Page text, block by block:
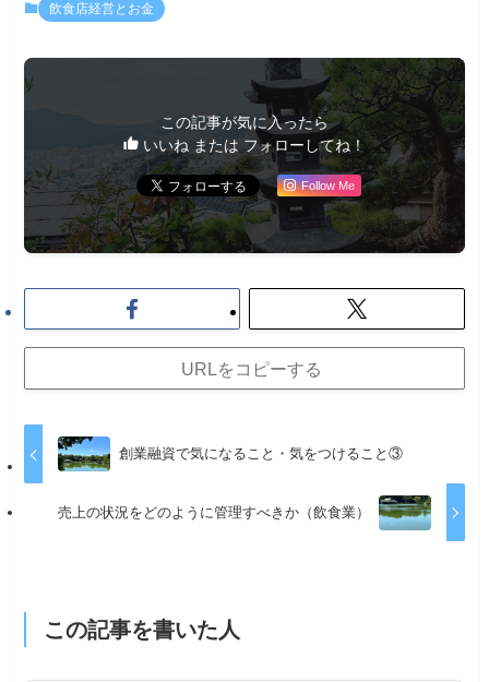
飲食店経営とお金
この記事が気に入ったら
いいね または フォローしてね！
Follow Me
URLをコピーする
創業融資で気になること・気をつけること③
売上の状況をどのように管理すべきか（飲食業）
この記事を書いた人